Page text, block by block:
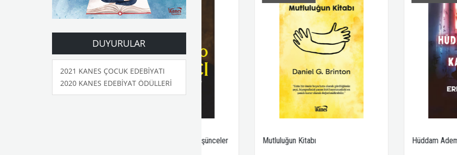
DUYURULAR
2021 KANES ÇOCUK EDEBİYATI
2020 KANES EDEBİYAT ÖDÜLLERİ
Mutluluğun Kitabı Hüddam Adem ve Kayıp Köy